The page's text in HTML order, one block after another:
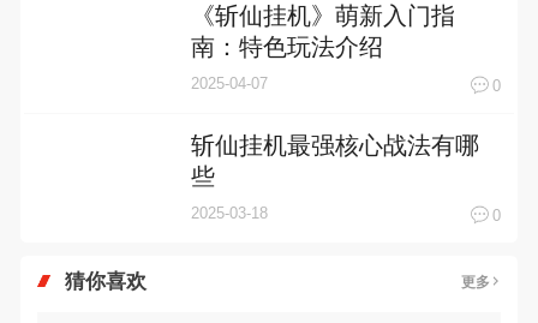
《斩仙挂机》萌新入门指
南：特色玩法介绍
2025-04-07 0
斩仙挂机最强核心战法有哪
些
2025-03-18 0
猜你喜欢 更多